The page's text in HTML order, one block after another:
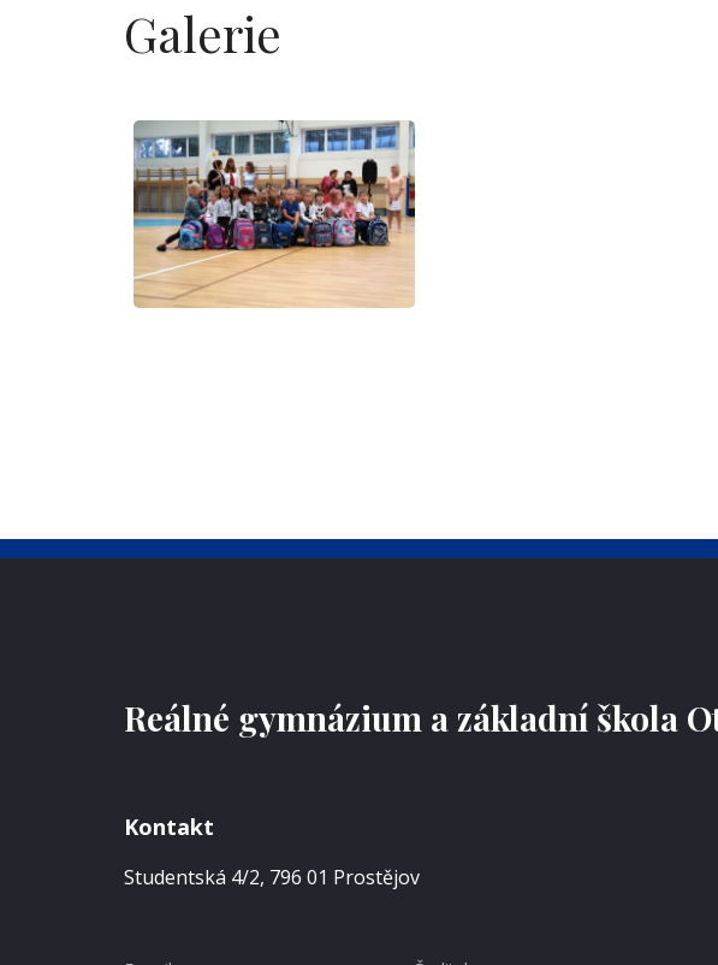
Galerie
Reálné gymnázium a základní škola
Kontakt
Studentská 4/2, 796 01 Prostějov